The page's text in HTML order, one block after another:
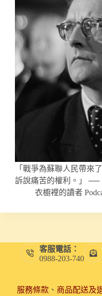
「戰爭為蘇聯人民帶來
訴說痛苦的權利。」 ──
衣櫥裡的讀者
客服電話：
0988-203-740
服務條款、 商品配送及